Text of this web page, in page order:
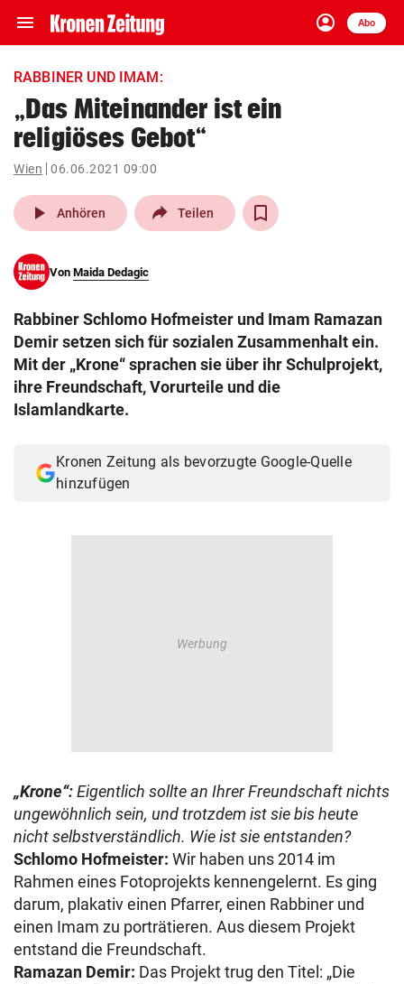
menu Navigation
ein-/ausklappen
account_circle
Anmelden
Abo
close Schließen
account_circle Anmelden
pin_drop
Wien arrow_right
search
eingeben
RABBINER UND IMAM:
„Das Miteinander ist ein
religiöses Gebot“
Wien 06.06.2021 09:00
play_arrow Anhören Teilen
Von Maida Dedagic
Rabbiner Schlomo Hofmeister und Imam Ramazan
Demir setzen sich für sozialen Zusammenhalt ein.
Mit der „Krone“ sprachen sie über ihr Schulprojekt,
ihre Freundschaft, Vorurteile und die
Islamlandkarte.
Kronen Zeitung als bevorzugte Google-Quelle
hinzufügen
„Krone“:Eigentlich sollte an Ihrer Freundschaft nichts
ungewöhnlich sein, und trotzdem ist sie bis heute
nicht selbstverständlich. Wie ist sie entstanden?
Schlomo Hofmeister: Wir haben uns 2014 im
Rahmen eines Fotoprojekts kennengelernt. Es ging
darum, plakativ einen Pfarrer, einen Rabbiner und
einen Imam zu porträtieren. Aus diesem Projekt
entstand die Freundschaft.
Ramazan Demir: Das Projekt trug den Titel: „Die